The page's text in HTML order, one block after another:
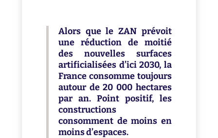
Alors que le ZAN prévoit
une réduction de moitié
des nouvelles surfaces
artificialisées d’ici 2030, la
France consomme toujours
autour de 20 000 hectares
par an. Point positif, les
constructions
consomment de moins en
moins d’espaces.